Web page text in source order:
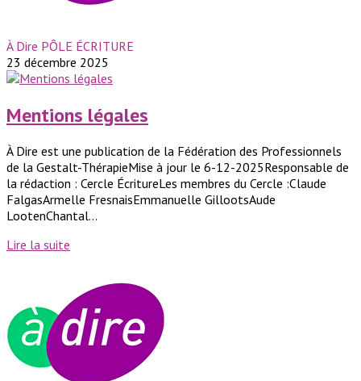
À Dire PÔLE ÉCRITURE
23 décembre 2025
Mentions légales
À Dire est une publication de la Fédération des Professionnels
de la Gestalt-ThérapieMise à jour le 6-12-2025Responsable de
la rédaction : Cercle ÉcritureLes membres du Cercle :Claude
FalgasArmelle FresnaisEmmanuelle GillootsAude
LootenChantal...
Lire la suite